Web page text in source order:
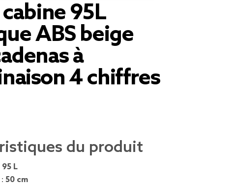
95L
ABS beige
à
4 chiffres
du produit
95 L
50 cm